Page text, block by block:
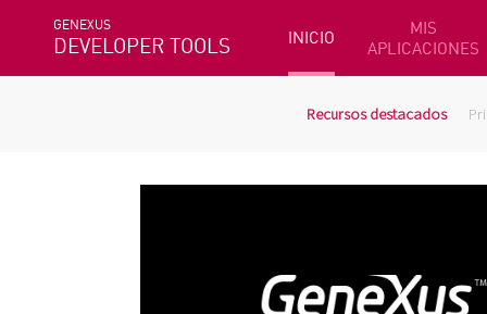
GENEXUS
DEVELOPER TOOLS INICIO
MIS
APLICACIONES
Recursos destacados